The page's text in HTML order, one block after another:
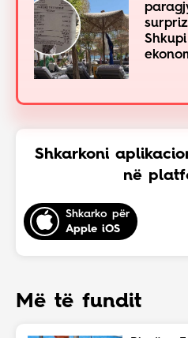
Shkarkoni
në
Shkarko për
Apple iOS
Më të fundit